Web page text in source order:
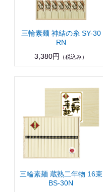
三輪素麺 神結の糸 SY-30
RN
3,380円
（税込み）
三輪素麺 蔵熟二年物 16束
BS-30N